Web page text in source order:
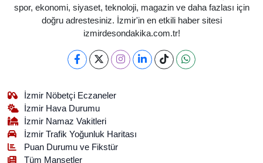
spor, ekonomi, siyaset, teknoloji, magazin ve daha fazlası için
doğru adrestesiniz. İzmir'in en etkili haber sitesi
izmirdesondakika.com.tr!
İzmir Nöbetçi Eczaneler
İzmir Hava Durumu
İzmir Namaz Vakitleri
İzmir Trafik Yoğunluk Haritası
Puan Durumu ve Fikstür
Tüm Manşetler